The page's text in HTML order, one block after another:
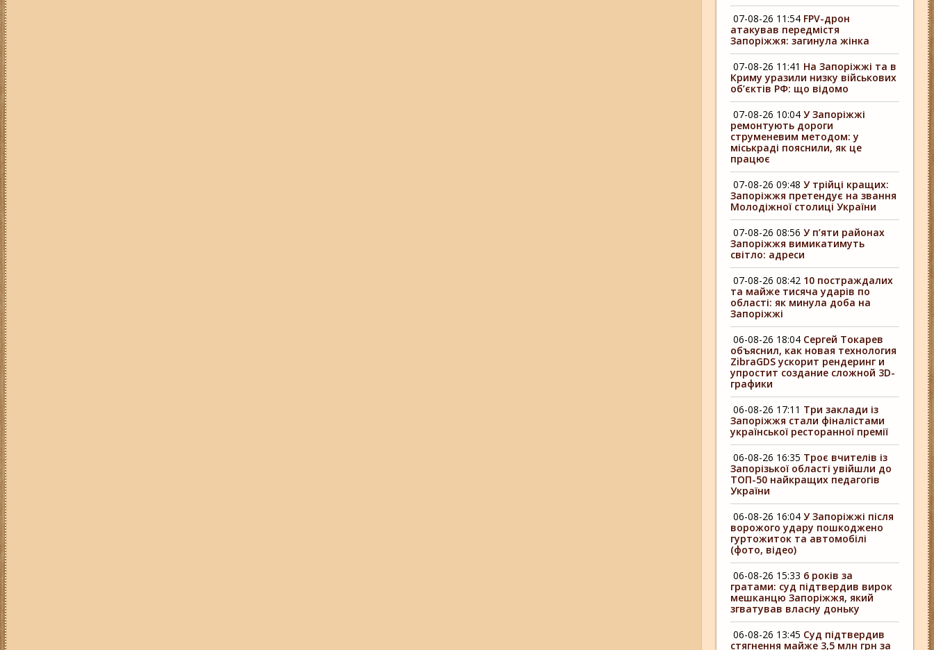
07-08-26 11:54 FPV-дрон
атакував передмістя
Запоріжжя: загинула жінка
07-08-26 11:41 На Запоріжжі та в
Криму уразили низку військових
об’єктів РФ: що відомо
07-08-26 10:04 У Запоріжжі
ремонтують дороги
струменевим методом: у
міськраді пояснили, як це
працює
07-08-26 09:48 У трійці кращих:
Запоріжжя претендує на звання
Молодіжної столиці України
07-08-26 08:56 У п’яти районах
Запоріжжя вимикатимуть
світло: адреси
07-08-26 08:42 10 постраждалих
та майже тисяча ударів по
області: як минула доба на
Запоріжжі
06-08-26 18:04 Сергей Токарев
объяснил, как новая технология
ZibraGDS ускорит рендеринг и
упростит создание сложной 3D-
графики
06-08-26 17:11 Три заклади із
Запоріжжя стали фіналістами
української ресторанної премії
06-08-26 16:35 Троє вчителів із
Запорізької області увійшли до
ТОП-50 найкращих педагогів
України
06-08-26 16:04 У Запоріжжі після
ворожого удару пошкоджено
гуртожиток та автомобілі
(фото, відео)
06-08-26 15:33 6 років за
гратами: суд підтвердив вирок
мешканцю Запоріжжя, який
згватував власну доньку
06-08-26 13:45 Суд підтвердив
стягнення майже 3,5 млн грн за